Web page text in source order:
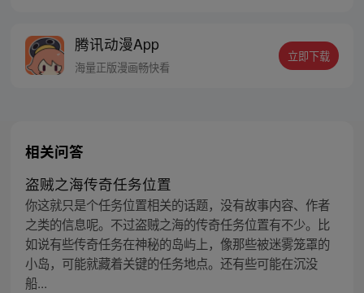
腾讯动漫App
海量正版漫画畅快看
立即下载
相关问答
盗贼之海传奇任务位置
你这就只是个任务位置相关的话题，没有故事内容、作者
之类的信息呢。不过盗贼之海的传奇任务位置有不少。比
如说有些传奇任务在神秘的岛屿上，像那些被迷雾笼罩的
小岛，可能就藏着关键的任务地点。还有些可能在沉没
船...